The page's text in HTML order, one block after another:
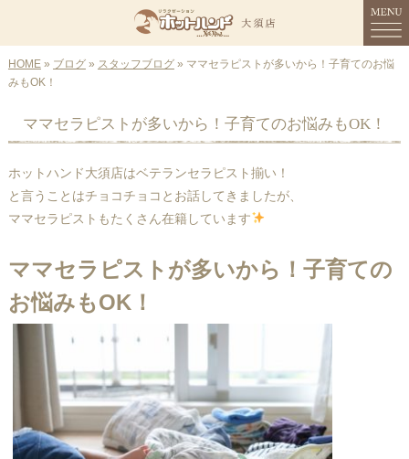
MENU
メニュー
店舗情報
ご予約
ブログ
HOME» ブログ» スタッフブログ» ママセラピストが多いから！子育てのお悩
みもOK！
ママセラピストが多いから！子育てのお悩みもOK！
ホットハンド大須店はベテランセラピスト揃い！
と言うことはチョコチョコとお話してきましたが、
ママセラピストもたくさん在籍しています
ママセラピストが多いから！子育ての
お悩みもOK！